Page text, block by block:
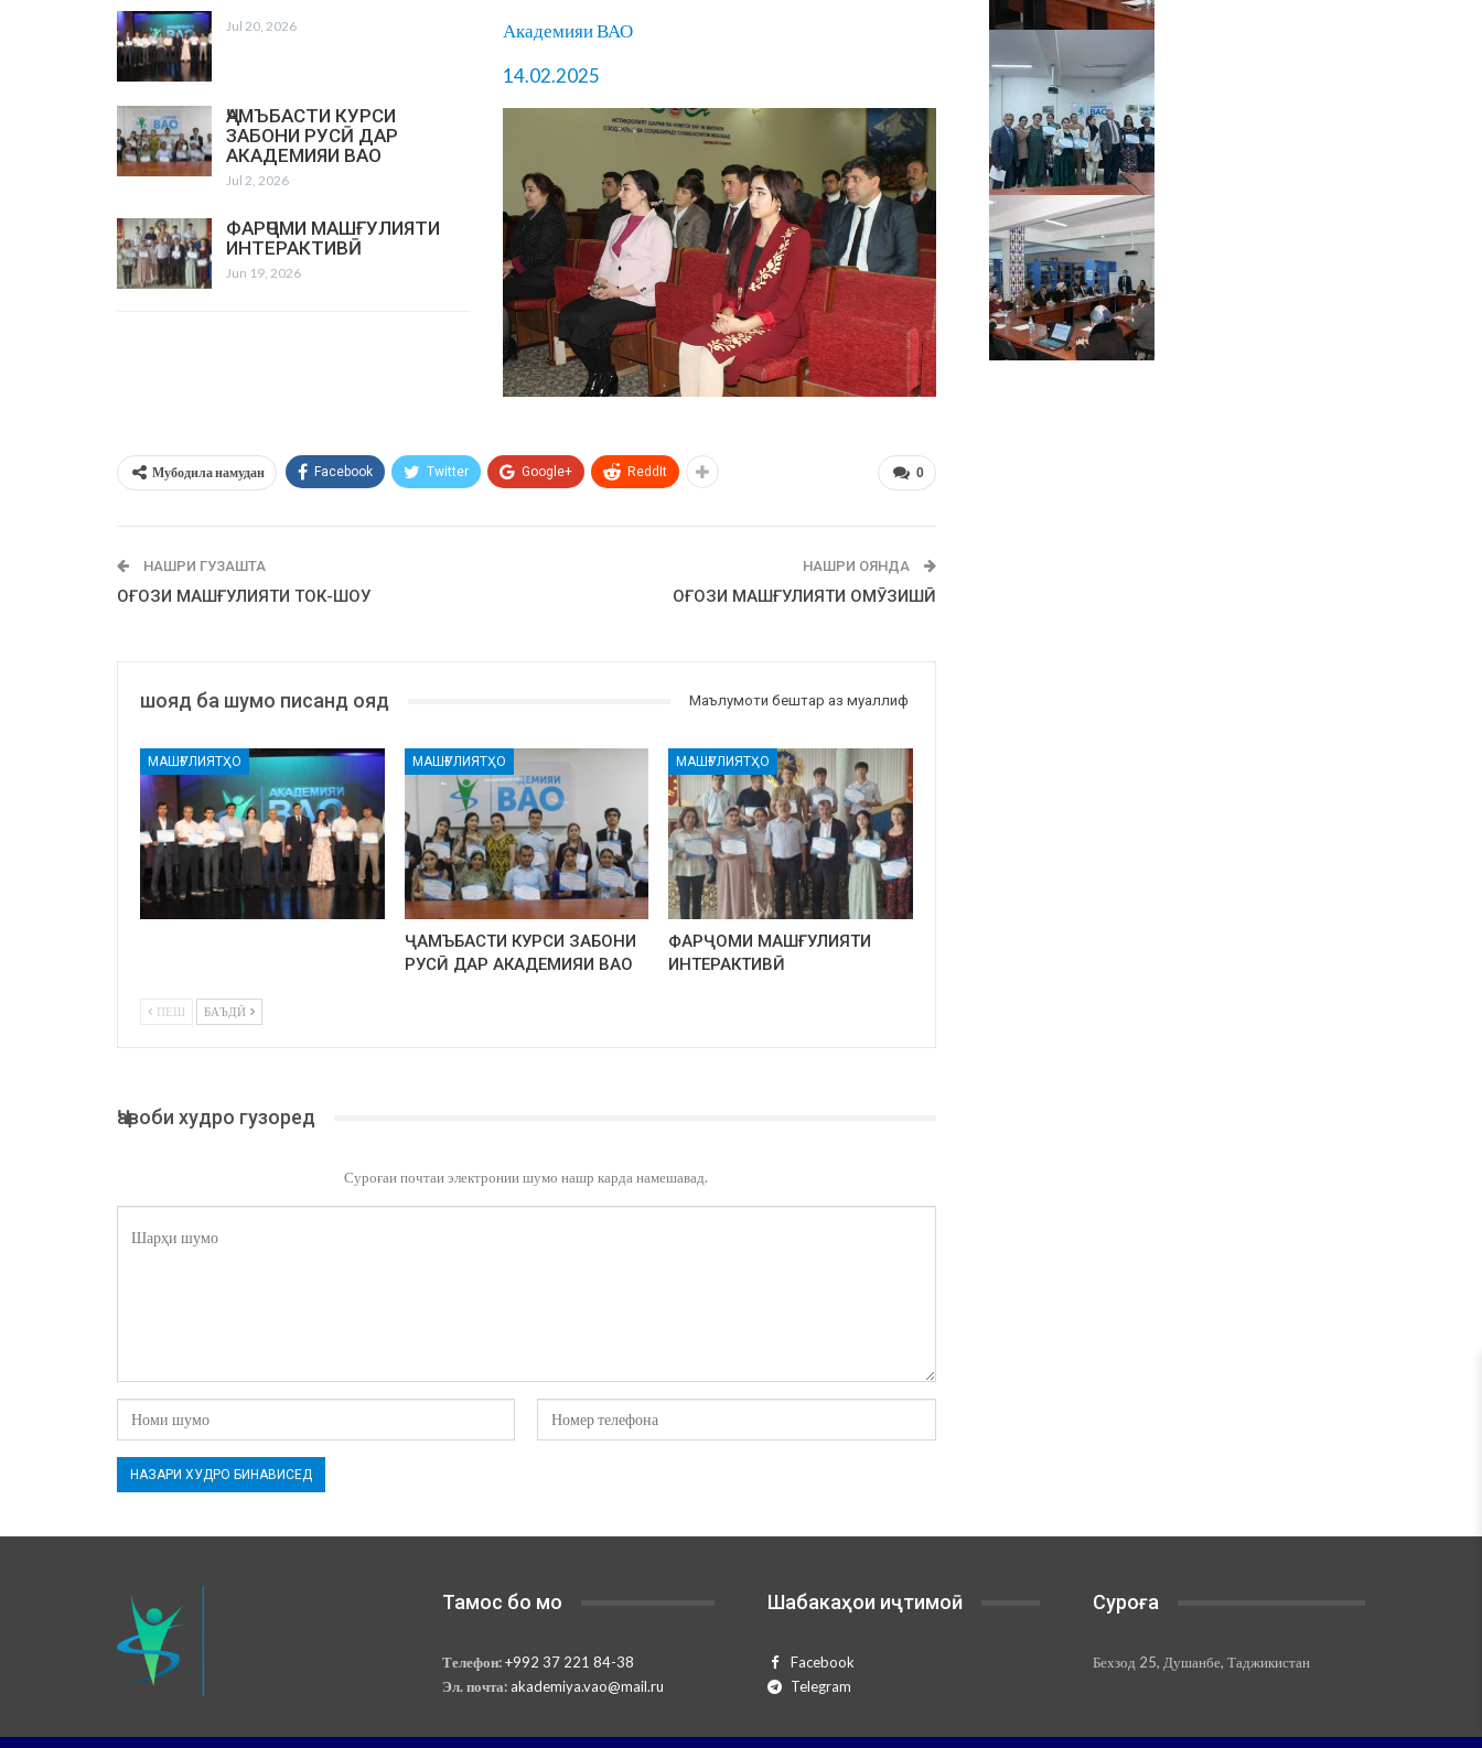
Jul 20, 2026
ҶАМЪБАСТИ КУРСИ
ЗАБОНИ РУСӢ ДАР
АКАДЕМИЯИ ВАО
Jul 2, 2026
ФАРҶОМИ МАШҒУЛИЯТИ
ИНТЕРАКТИВӢ
Jun 19, 2026
Академияи ВАО
14.02.2025
0
Мубодила намудан Facebook Twitter Google+ ReddIt
НАШРИ ГУЗАШТА
ОҒОЗИ МАШҒУЛИЯТИ ТОК-ШОУ
НАШРИ ОЯНДА
ОҒОЗИ МАШҒУЛИЯТИ ОМӮЗИШӢ
шояд ба шумо писанд ояд Маълумоти бештар аз муаллиф
МАШҒУЛИЯТҲО МАШҒУЛИЯТҲО
ҶАМЪБАСТИ КУРСИ ЗАБОНИ
РУСӢ ДАР АКАДЕМИЯИ ВАО
МАШҒУЛИЯТҲО
ФАРҶОМИ МАШҒУЛИЯТИ
ИНТЕРАКТИВӢ
ПЕШ БАЪДӢ
Ҷавоби худро гузоред
Суроғаи почтаи электронии шумо нашр карда намешавад.
Тамос бо мо
Телефон:+992 37 221 84-38
Эл. почта: akademiya.vao@mail.ru
Шабакаҳои иҷтимоӣ
Facebook
Telegram
Суроға
Бехзод 25, Душанбе, Таджикистан